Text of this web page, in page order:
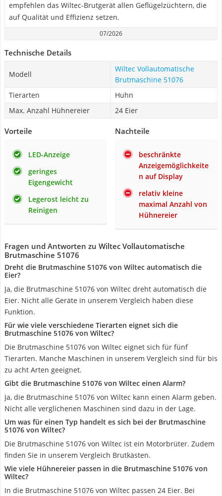
empfehlen das Wiltec-Brutgerät allen Geflügelzüchtern, die
auf Qualität und Effizienz setzen.
07/2026
Technische Details
Modell
Wiltec Vollautomatische
Brutmaschine 51076
Tierarten
Huhn
Max. Anzahl Hühnereier
24 Eier
Vorteile
LED-Anzeige
geringes
Eigengewicht
Legerost leicht zu
Reinigen
Nachteile
beschränkte
Anzeigemöglichkeite
n auf Display
relativ kleine
maximal Anzahl von
Hühnereier
Fragen und Antworten zu Wiltec Vollautomatische
Brutmaschine 51076
Dreht die Brutmaschine 51076 von Wiltec automatisch die
Eier?
Ja, die Brutmaschine 51076 von Wiltec dreht automatisch die
Eier. Nicht alle Geräte in unserem Vergleich haben diese
Funktion.
Für wie viele verschiedene Tierarten eignet sich die
Brutmaschine 51076 von Wiltec?
Die Brutmaschine 51076 von Wiltec eignet sich für fünf
Tierarten. Manche Maschinen in unserem Vergleich sind für bis
zu acht Arten geeignet.
Gibt die Brutmaschine 51076 von Wiltec einen Alarm?
Ja, die Brutmaschine 51076 von Wiltec kann einen Alarm geben.
Nicht alle verglichenen Maschinen sind dazu in der Lage.
Um was für einen Typ handelt es sich bei der Brutmaschine
51076 von Wiltec?
Die Brutmaschine 51076 von Wiltec ist ein Motorbrüter. Zudem
finden Sie in unserem Vergleich Brutkästen.
Wie viele Hühnereier passen in die Brutmaschine 51076 von
Wiltec?
In die Brutmaschine 51076 von Wiltec passen 24 Eier. Bei